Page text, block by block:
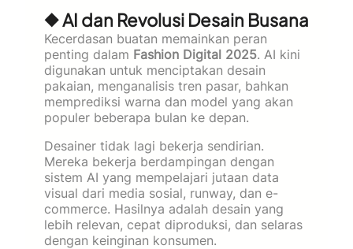
◆ AI dan Revolusi Desain Busana
Kecerdasan buatan memainkan peran
penting dalam Fashion Digital 2025. AI kini
digunakan untuk menciptakan desain
pakaian, menganalisis tren pasar, bahkan
memprediksi warna dan model yang akan
populer beberapa bulan ke depan.
Desainer tidak lagi bekerja sendirian.
Mereka bekerja berdampingan dengan
sistem AI yang mempelajari jutaan data
visual dari media sosial, runway, dan e-
commerce. Hasilnya adalah desain yang
lebih relevan, cepat diproduksi, dan selaras
dengan keinginan konsumen.